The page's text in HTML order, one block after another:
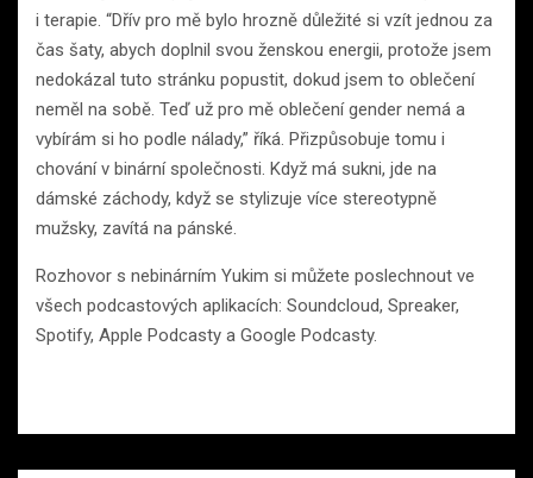
i terapie. “Dřív pro mě bylo hrozně důležité si vzít jednou za
čas šaty, abych doplnil svou ženskou energii, protože jsem
nedokázal tuto stránku popustit, dokud jsem to oblečení
neměl na sobě. Teď už pro mě oblečení gender nemá a
vybírám si ho podle nálady,” říká. Přizpůsobuje tomu i
chování v binární společnosti. Když má sukni, jde na
dámské záchody, když se stylizuje více stereotypně
mužsky, zavítá na pánské.
Rozhovor s nebinárním Yukim si můžete poslechnout ve
všech podcastových aplikacích: Soundcloud, Spreaker,
Spotify, Apple Podcasty a Google Podcasty.